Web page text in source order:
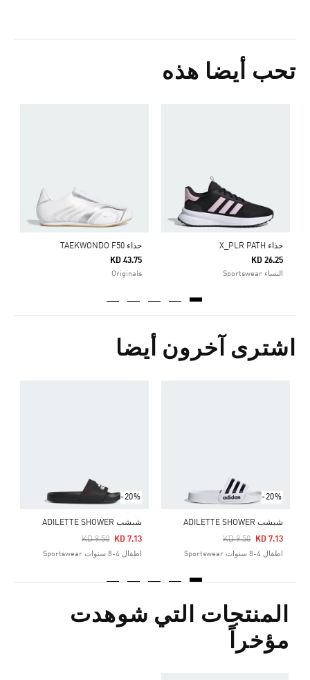
تحب أيضا هذه
حذاء X_PLR PATH
KD 26.25
النساء Sportswear
حذاء TAEKWONDO F50
KD 43.75
Originals
اشترى آخرون أيضا
-20%
شبشب ADILETTE SHOWER
Price Reduced From
KD 9.50
To KD 7.13
اطفال 4-8 سنوات Sportswear
-20%
شبشب ADILETTE SHOWER
Price Reduced From
KD 9.50
To KD 7.13
اطفال 4-8 سنوات Sportswear
المنتجات التي شوهدت
مؤخراً